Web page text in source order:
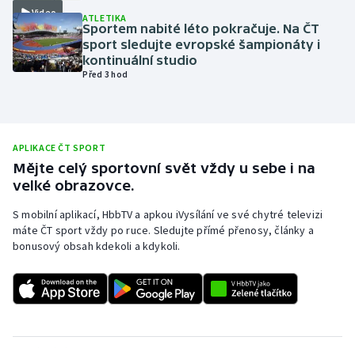
Parasport
Plavání
Ragby
Rychlobruslení
Rychlostní kanoistika
Short track
Sportovní střelba
Stolní tenis
Video ATLETIKA
Sportem nabité léto pokračuje. Na ČT
sport sledujte evropské šampionáty i
kontinuální studio
Před 3 hod
APLIKACE ČT SPORT
Mějte celý sportovní svět vždy u sebe i na
velké obrazovce.
S mobilní aplikací, HbbTV a apkou iVysílání ve své chytré televizi
máte ČT sport vždy po ruce. Sledujte přímé přenosy, články a
bonusový obsah kdekoli a kdykoli.